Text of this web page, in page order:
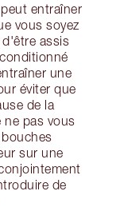
entraîner
vous soyez
d'être assis
une
éviter que
de la
ne pas vous
sur une
de